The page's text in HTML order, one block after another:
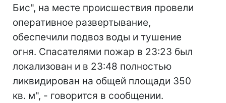
Бис", на месте происшествия провели
оперативное развертывание,
обеспечили подвоз воды и тушение
огня. Спасателями пожар в 23:23 был
локализован и в 23:48 полностью
ликвидирован на общей площади 350
кв. м", - говорится в сообщении.